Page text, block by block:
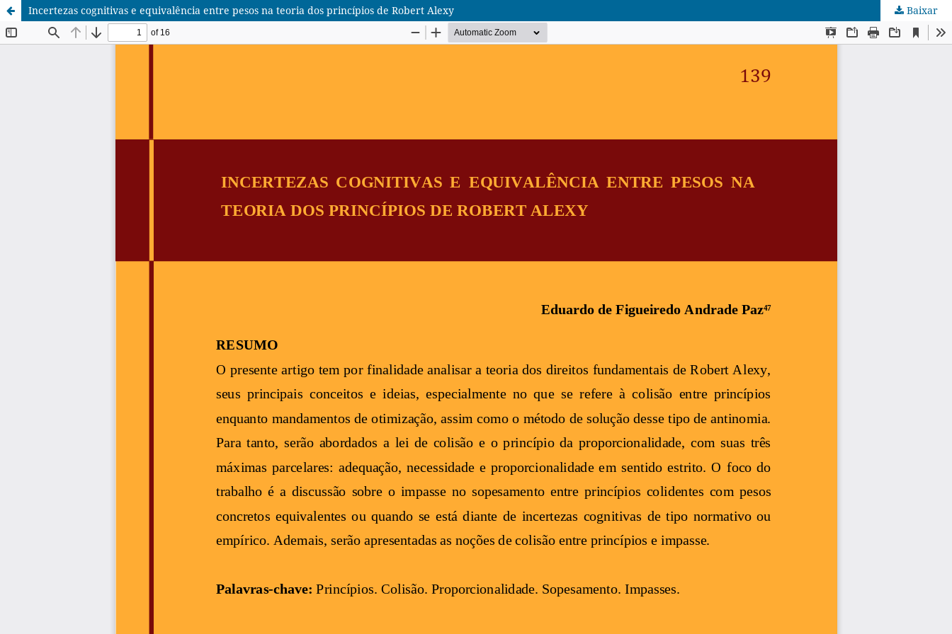
Incertezas cognitivas e equivalência entre pesos na teoria dos princípios de Robert Alexy Baixar